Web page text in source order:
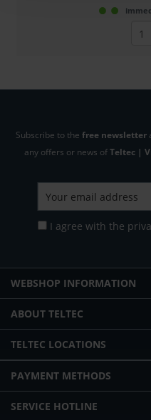
Subscribe to the free newsletter
any offers or news ofTeltec |
I agree with the
WEBSHOP INFORMATION
ABOUT TELTEC
TELTEC LOCATIONS
PAYMENT METHODS
SERVICE HOTLINE